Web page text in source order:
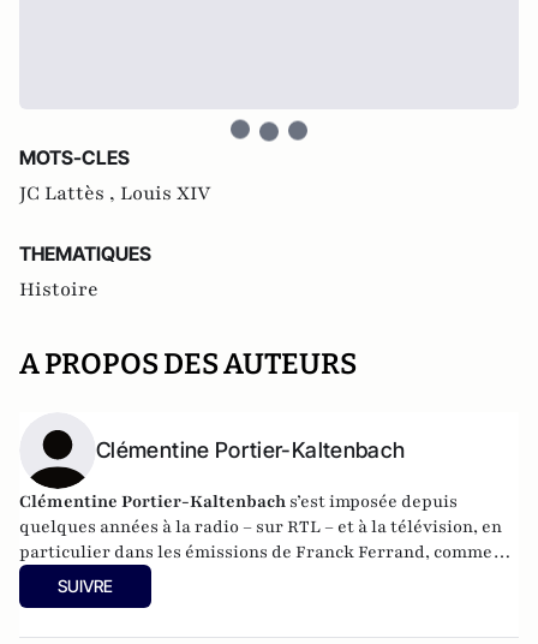
MOTS-CLES
JC Lattès , Louis XIV
THEMATIQUES
Histoire
A PROPOS DES AUTEURS
Clémentine Portier-Kaltenbach
Clémentine Portier-Kaltenbach s’est imposée depuis
quelques années à la radio – sur RTL – et à la télévision, en
particulier dans les émissions de Franck Ferrand, comme
une historienne journaliste dont la vivacité égale l’humour.
Elle est aussi l’auteur de plusieurs livres à succès dont les
SUIVRE